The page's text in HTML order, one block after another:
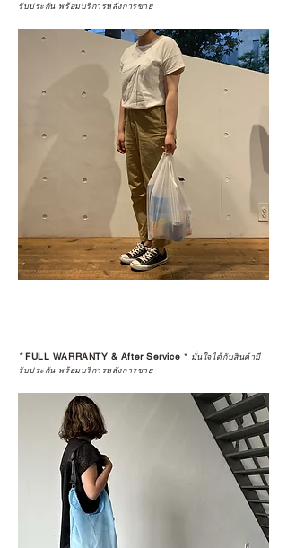
รับประกัน พร้อมบริการหลังการขาย
*FULL WARRANTY & After Service * มั่นใจได้กับสินค้ามี
รับประกัน พร้อมบริการหลังการขาย